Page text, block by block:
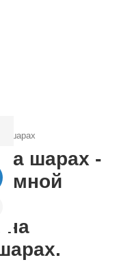
шарах
на шарах -
на